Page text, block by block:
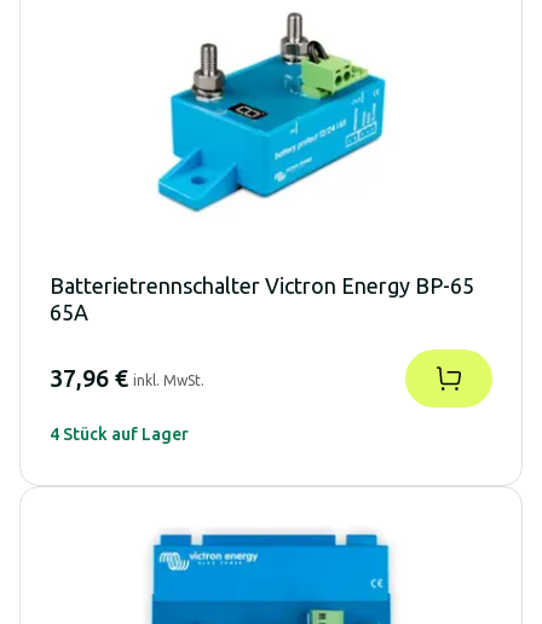
Batterietrennschalter Victron Energy BP-65
65A
37,96 € inkl. MwSt.
4 Stück auf Lager